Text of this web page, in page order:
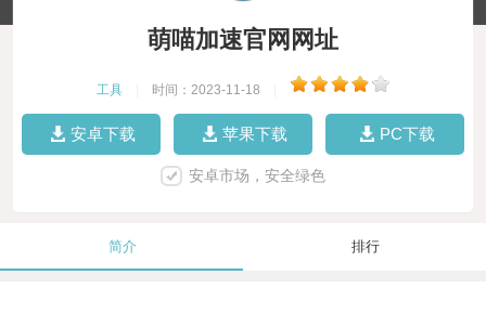
萌喵加速官网网址
工具 时间：2023-11-18
安卓下载 苹果下载 PC下载
安卓市场，安全绿色
简介 排行